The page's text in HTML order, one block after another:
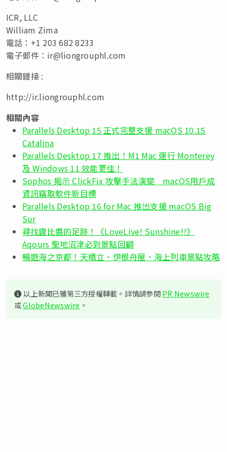
ICR, LLC
William Zima
電話：+1 203 682 8233
電子郵件： ir@liongrouphl.com
相關鏈接 :
http://ir.liongrouphl.com
相關內容
Parallels Desktop 15 正式完整支援 macOS 10.15
Catalina
Parallels Desktop 17 推出！M1 Mac 運行 Monterey
及 Windows 11 效能更佳！
Sophos 揭示 ClickFix 攻擊手法演變 macOS用戶成
資訊竊取軟件新目標
Parallels Desktop 16 for Mac 推出支援 macOS Big
Sur
尋找露比醬的足跡！《LoveLive! Sunshine!!》
Aqours 聖地沼津必到景點回顧
暢遊海之京都！天橋立、伊根舟屋、海上列車景點攻略
以上新聞已獲第三方授權轉載。詳情請參閱PR Newswire
或GlobeNewswire 。